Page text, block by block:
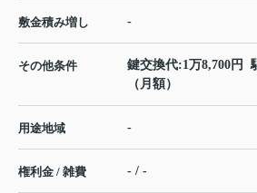
敷金積み増し -
その他条件
鍵交換代:1万8,700円
（月額）
用途地域 -
権利金 / 雑費 - / -